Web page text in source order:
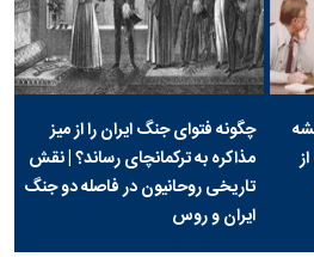
چگونه فتوای جنگ ایران را از میز
مذاکره به ترکمانچای رساند؟ | نقش
تاریخی روحانیون در فاصله دو جنگ
ایران و روس